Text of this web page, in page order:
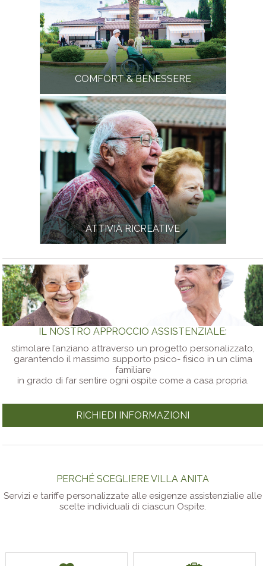
COMFORT & BENESSERE
ATTIVIÀ RICREATIVE
IL NOSTRO APPROCCIO ASSISTENZIALE:
stimolare l’anziano attraverso un progetto personalizzato,
garantendo il massimo supporto psico- fisico in un clima
familiare
in grado di far sentire ogni ospite come a casa propria.
RICHIEDI INFORMAZIONI
PERCHÉ SCEGLIERE VILLA ANITA
Servizi e tariffe personalizzate alle esigenze assistenzialie alle
scelte individuali di ciascun Ospite.